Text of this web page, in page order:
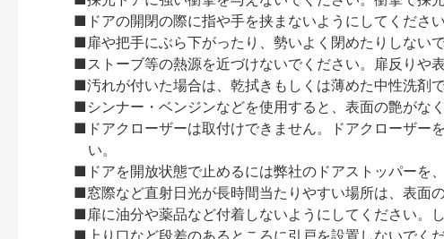
■ドアの開閉の際に指や手を挟まないようにしてください
■扉や把手にぶら下がったり、勢いよく閉めたりしないで
■ストーブ等の熱源を近づけないでください。扉反りや
■汚れが付いた場合は、乾拭きもしくは薄めた中性洗剤
■シンナー・ベンジンなどを使用すると、表面の艶がな
■ドアクローザーは取付けできません。ドアクローザー
い。
■ドアを開放状態で止めるには弊社のドアストッパーを
■窓際など直射日光が長時間当たりやすい場所は、表面
■扉に油分や薬品など付着しないようにしてください。
■上り口など段差のあるところに引戸を設置しないでく